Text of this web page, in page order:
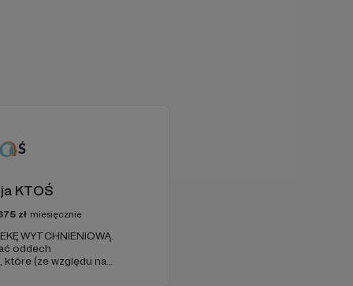
KTOŚ
zł miesięcznie
WYTCHNIENIOWĄ.
oddech
(ze względu na